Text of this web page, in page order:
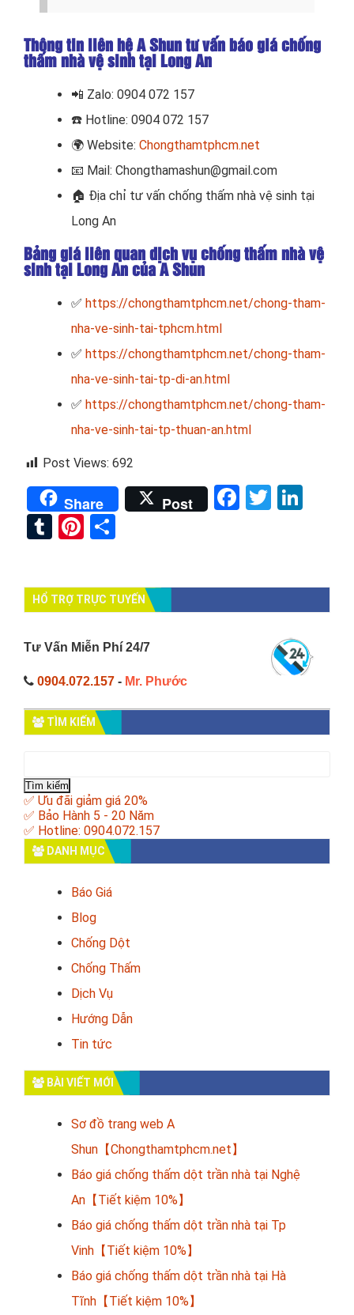
Thông tin liên hệ A Shun tư vấn báo giá chống
thấm nhà vệ sinh tại Long An
📲 Zalo: 0904 072 157
☎️ Hotline: 0904 072 157
🌍 Website: Chongthamtphcm.net
📧 Mail: Chongthamashun@gmail.com
🏠 Địa chỉ tư vấn chống thấm nhà vệ sinh tại
Long An
Bảng giá liên quan dịch vụ chống thấm nhà vệ
sinh tại Long An của A Shun
✅ https://chongthamtphcm.net/chong-tham-
nha-ve-sinh-tai-tphcm.html
✅ https://chongthamtphcm.net/chong-tham-
nha-ve-sinh-tai-tp-di-an.html
✅ https://chongthamtphcm.net/chong-tham-
nha-ve-sinh-tai-tp-thuan-an.html
Post Views: 692
Share Post Facebook
Twitter
TumblrPinterest
HỔ TRỢ TRỰC TUYẾN
Tư Vấn Miễn Phí 24/7
0904.072.157 - Mr. Phước
TÌM KIẾM
cho:
✅ Ưu đãi giảm giá 20%
✅ Bảo Hành 5 - 20 Năm
✅ Hotline: 0904.072.157
DANH MỤC
Báo Giá
Blog
Chống Dột
Chống Thấm
Dịch Vụ
Hướng Dẫn
Tin tức
BÀI VIẾT MỚI
Sơ đồ trang web A
Shun【Chongthamtphcm.net】
Báo giá chống thấm dột trần nhà tại Nghệ
An【Tiết kiệm 10%】
Báo giá chống thấm dột trần nhà tại Tp
Vinh【Tiết kiệm 10%】
Báo giá chống thấm dột trần nhà tại Hà
Tĩnh【Tiết kiệm 10%】